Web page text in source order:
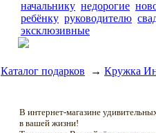
начальнику недорогие
ребёнку руководителю
эксклюзивные
Каталог подарков → Кружка
В интернет-магазине
в вашей жизни!